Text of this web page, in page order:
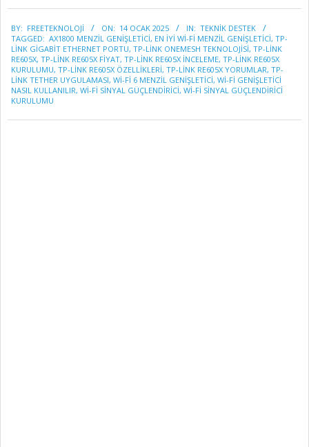
01-
14
BY: FREETEKNOLOJI ON: 14 OCAK 2025 IN: TEKNİK DESTEK
TAGGED: AX1800 MENZIL GENIŞLETICI, EN IYI WI-FI MENZIL GENIŞLETICI, TP-
LINK GIGABIT ETHERNET PORTU, TP-LINK ONEMESH TEKNOLOJISI, TP-LINK
RE605X, TP-LINK RE605X FIYAT, TP-LINK RE605X INCELEME, TP-LINK RE605X
KURULUMU, TP-LINK RE605X ÖZELLIKLERI, TP-LINK RE605X YORUMLAR, TP-
LINK TETHER UYGULAMASI, WI-FI 6 MENZIL GENIŞLETICI, WI-FI GENIŞLETICI
NASIL KULLANILIR, WI-FI SINYAL GÜÇLENDIRICI, WI-FI SINYAL GÜÇLENDIRICI
KURULUMU